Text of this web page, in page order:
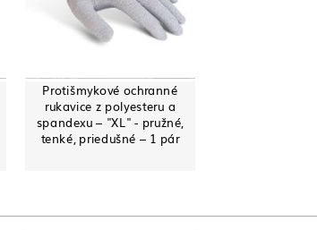
Protišmykové ochranné
rukavice z polyesteru a
spandexu – "XL" - pružné,
tenké, priedušné – 1 pár